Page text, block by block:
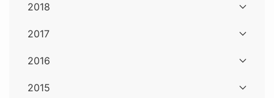
2018
2017
2016
2015